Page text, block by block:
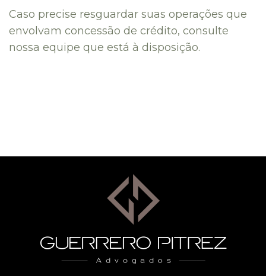
Caso precise resguardar suas operações que
envolvam concessão de crédito, consulte
nossa equipe que está à disposição.